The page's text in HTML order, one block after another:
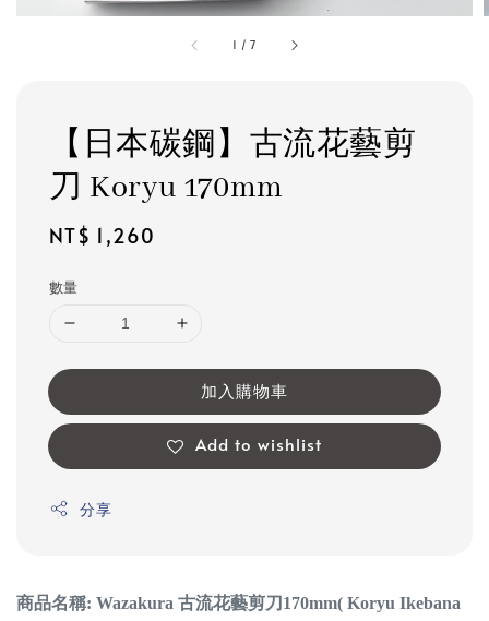
1 /7
【日本碳鋼】古流花藝剪
刀 Koryu 170mm
Regular
NT$ 1,260
數量
加入購物車
Add to wishlist
分享
商品名稱: Wazakura 古流花藝剪刀 170mm( Koryu Ikebana